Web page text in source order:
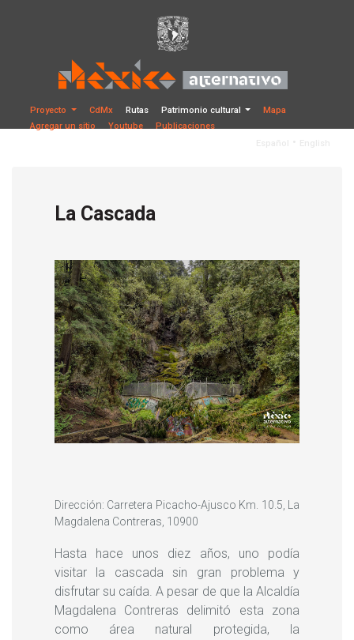
Proyecto CdMx Rutas Patrimonio cultural
Mapa
Agregar un sitio
Youtube
Publicaciones
La Cascada
Dirección: Carretera Picacho-Ajusco Km. 10.5, La
Magdalena Contreras, 10900
Hasta hace unos diez años, uno podía
visitar la cascada sin gran problema y
disfrutar su caída. A pesar de que la Alcaldía
Magdalena Contreras delimitó esta zona
como área natural protegida, la